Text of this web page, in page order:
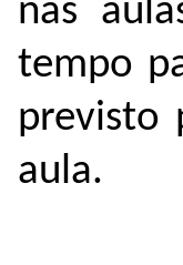
nas
tempo
previsto
aula.